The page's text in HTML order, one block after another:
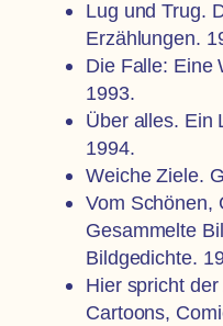
Lug und Trug.
Erzählungen.
Die Falle: Eine
1993.
Über alles. Ein
1994.
Weiche Ziele.
Vom Schönen,
Gesammelte
Bildgedichte.
Hier spricht
Cartoons,